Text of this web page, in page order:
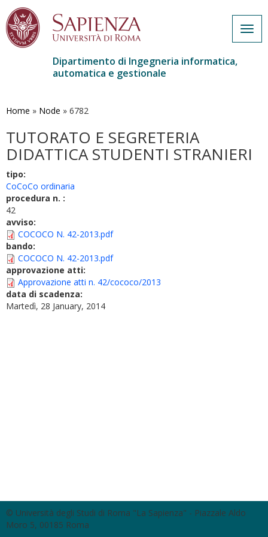
contenuto
Dipartimento di Ingegneria informatica,
automatica e gestionale
Home » Node » 6782
TUTORATO E SEGRETERIA
DIDATTICA STUDENTI STRANIERI
tipo:
CoCoCo ordinaria
procedura n. :
42
avviso:
COCOCO N. 42-2013.pdf
bando:
COCOCO N. 42-2013.pdf
approvazione atti:
Approvazione atti n. 42/cococo/2013
data di scadenza:
Martedì, 28 January, 2014
© Università degli Studi di Roma "La Sapienza" - Piazzale Aldo
Moro 5, 00185 Roma